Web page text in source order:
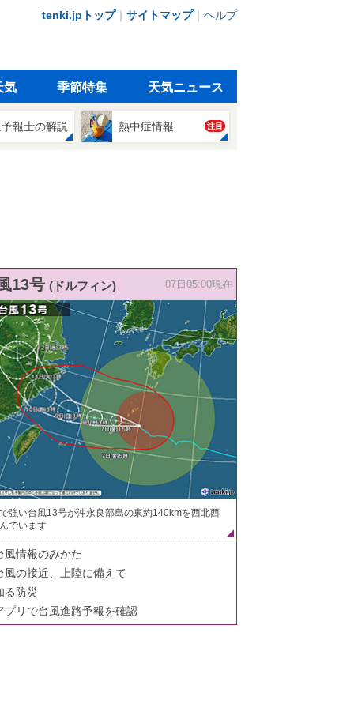
tenki.jpトップ｜ サイトマップ｜ ヘルプ
気 季節特集 天気ニュース
報士の解説 熱中症情報 注目
13号 (ドルフィン) 07日05:00現在
強い台風13号が沖永良部島の東約140kmを西北西
でいます
風情報のみかた
風の接近、上陸に備えて
る防災
プリで台風進路予報を確認